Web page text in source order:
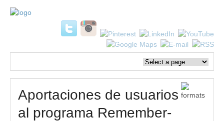
Aportaciones de usuarios
al programa Remember-